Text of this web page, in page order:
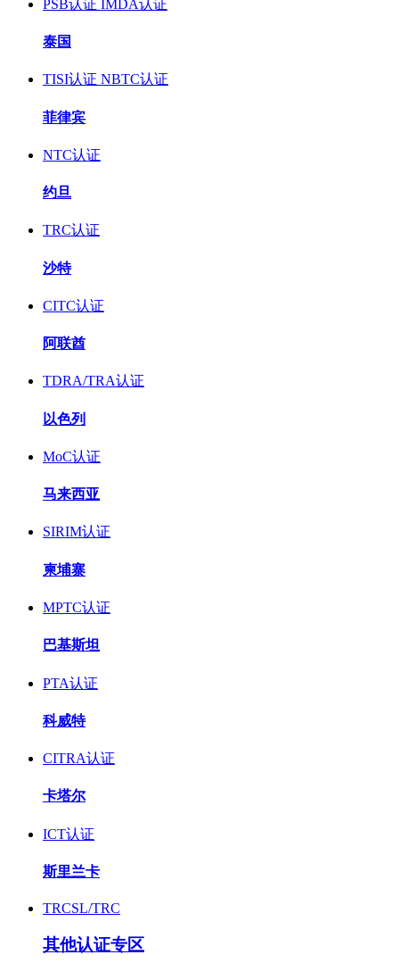
PSB认证 IMDA认证
泰国
TISI认证 NBTC认证
菲律宾
NTC认证
约旦
TRC认证
沙特
CITC认证
阿联酋
TDRA/TRA认证
以色列
MoC认证
马来西亚
SIRIM认证
柬埔寨
MPTC认证
巴基斯坦
PTA认证
科威特
CITRA认证
卡塔尔
ICT认证
斯里兰卡
TRCSL/TRC
其他认证专区